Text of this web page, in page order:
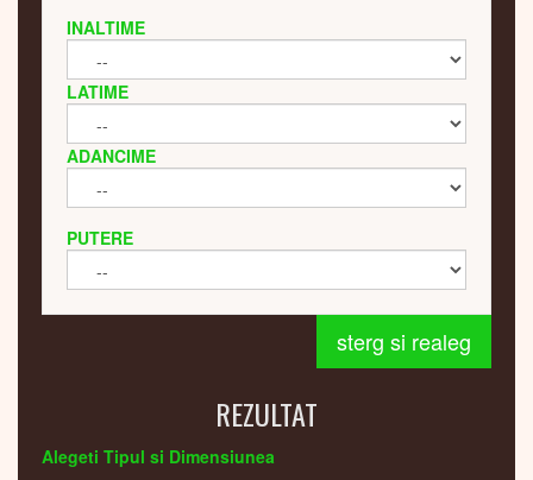
INALTIME
LATIME
ADANCIME
PUTERE
sterg si realeg
REZULTAT
Alegeti Tipul si Dimensiunea